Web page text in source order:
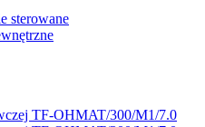
sterowane